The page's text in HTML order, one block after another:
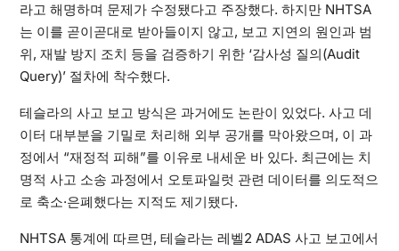
라고 해명하며 문제가 수정됐다고 주장했다. 하지만 NHTSA
는 이를 곧이곧대로 받아들이지 않고, 보고 지연의 원인과 범
위, 재발 방지 조치 등을 검증하기 위한 ‘감사성 질의(Audit
Query)’ 절차에 착수했다.
테슬라의 사고 보고 방식은 과거에도 논란이 있었다. 사고 데
이터 대부분을 기밀로 처리해 외부 공개를 막아왔으며, 이 과
정에서 “재정적 피해”를 이유로 내세운 바 있다. 최근에는 치
명적 사고 소송 과정에서 오토파일럿 관련 데이터를 의도적으
로 축소·은폐했다는 지적도 제기됐다.
NHTSA 통계에 따르면, 테슬라는 레벨2 ADAS 사고 보고에서